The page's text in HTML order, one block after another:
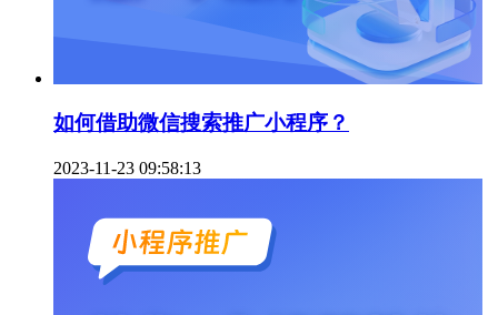
如何借助微信搜索推广小程序？
2023-11-23 09:58:13